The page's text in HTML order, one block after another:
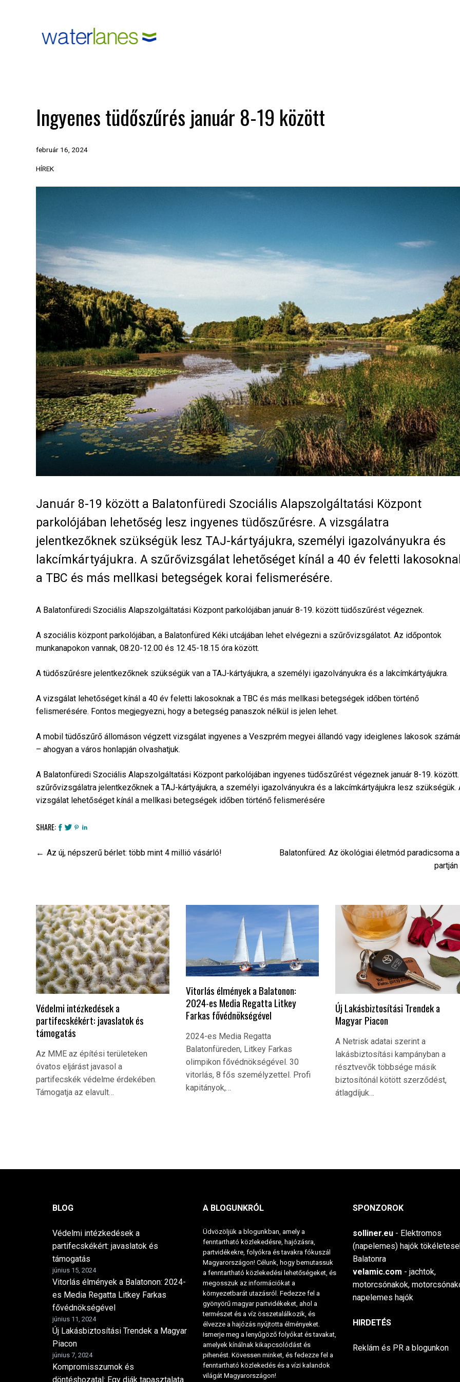
Ingyenes tüdőszűrés január 8-19 között
február 16, 2024
HÍREK
Január 8-19 között a Balatonfüredi Szociális Alapszolgáltatási Központ
parkolójában lehetőség lesz ingyenes tüdőszűrésre. A vizsgálatra
jelentkezőknek szükségük lesz TAJ-kártyájukra, személyi igazolványukra és
lakcímkártyájukra. A szűrővizsgálat lehetőséget kínál a 40 év feletti
a TBC és más mellkasi betegségek korai felismerésére.
A Balatonfüredi Szociális Alapszolgáltatási Központ parkolójában január 8-19. között tüdőszűrést végeznek.
A szociális központ parkolójában, a Balatonfüred Kéki utcájában lehet elvégezni a szűrővizsgálatot. Az időpontok
munkanapokon vannak, 08.20-12.00 és 12.45-18.15 óra között.
A tüdőszűrésre jelentkezőknek szükségük van a TAJ-kártyájukra, a személyi igazolványukra és a lakcímkártyájukra.
A vizsgálat lehetőséget kínál a 40 év feletti lakosoknak a TBC és más mellkasi betegségek időben történő
felismerésére. Fontos megjegyezni, hogy a betegség panaszok nélkül is jelen lehet.
A mobil tüdőszűrő állomáson végzett vizsgálat ingyenes a Veszprém megyei állandó vagy ideiglenes lakosok
– ahogyan a város honlapján olvashatjuk.
A Balatonfüredi Szociális Alapszolgáltatási Központ parkolójában ingyenes tüdőszűrést végeznek január 8-19.
szűrővizsgálatra jelentkezőknek a TAJ-kártyájukra, a személyi igazolványukra és a lakcímkártyájukra lesz szükségük.
vizsgálat lehetőséget kínál a mellkasi betegségek időben történő felismerésére
SHARE:
Bejegyzés
Az új, népszerű bérlet: több mint 4 millió vásárló!
Balatonfüred: Az ökológiai életmód paradicsoma
partján
Védelmi intézkedések a
partifecskékért: javaslatok és
támogatás
Az MME az építési területeken
óvatos eljárást javasol a
partifecskék védelme érdekében.
Támogatja az elavult…
Vitorlás élmények a Balatonon:
2024-es Media Regatta Litkey
Farkas fővédnökségével
2024-es Media Regatta
Balatonfüreden, Litkey Farkas
olimpikon fővédnökségével. 30
vitorlás, 8 fős személyzettel. Profi
kapitányok,…
Új Lakásbiztosítási Trendek a
Magyar Piacon
A Netrisk adatai szerint a
lakásbiztosítási kampányban a
résztvevők többsége másik
biztosítónál kötött szerződést,
átlagdíjuk…
BLOG
Védelmi intézkedések a
partifecskékért: javaslatok és
támogatás
június 15, 2024
Vitorlás élmények a Balatonon: 2024-
es Media Regatta Litkey Farkas
fővédnökségével
június 11, 2024
Új Lakásbiztosítási Trendek a Magyar
Piacon
június 7, 2024
Kompromisszumok és
döntéshozatal: Egy diák tapasztalata
A BLOGUNKRÓL
Üdvözöljük a blogunkban, amely a
fenntartható közlekedésre, hajózásra,
partvidékekre, folyókra és tavakra fókuszál
Magyarországon! Célunk, hogy bemutassuk
a fenntartható közlekedési lehetőségeket, és
megosszuk az információkat a
környezetbarát utazásról. Fedezze fel a
gyönyörű magyar partvidékeket, ahol a
természet és a víz összetalálkozik, és
élvezze a hajózás nyújtotta élményeket.
Ismerje meg a lenyűgöző folyókat és tavakat,
amelyek kínálnak kikapcsolódást és
pihenést. Kövessen minket, és fedezze fel a
fenntartható közlekedés és a vízi kalandok
világát Magyarországon!
SPONZOROK
solliner.eu - Elektromos
(napelemes) hajók
Balatonra
velamic.com - jachtok,
motorcsónakok,
napelemes hajók
HIRDETÉS
Reklám és PR a blogunkon